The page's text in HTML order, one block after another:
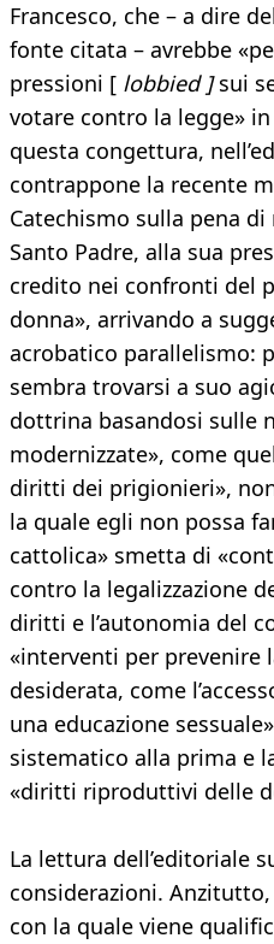
Francesco, che – a dire
fonte citata – avrebbe
pressioni [ lobbied ]sui
votare contro la legge»
questa congettura,
contrappone la recente
Catechismo sulla pena
Santo Padre, alla sua
credito nei confronti del
donna», arrivando a
acrobatico parallelismo:
sembra trovarsi a suo
dottrina basandosi sulle
modernizzate», come
diritti dei prigionieri»,
la quale egli non possa
cattolica» smetta di
contro la legalizzazione
diritti e l’autonomia del
«interventi per prevenire
desiderata, come
una educazione
sistematico alla prima e
«diritti riproduttivi delle
La lettura dell’editoriale
considerazioni.
con la quale viene